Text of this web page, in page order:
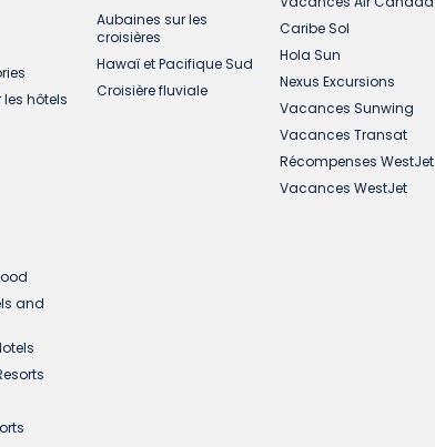
hôtels
and
Aubaines sur les
croisières
Hawaï et Pacifique Sud
Croisière fluviale
Caribe Sol
Hola Sun
Nexus Excursions
Vacances Sunwing
Vacances Transat
Récompenses WestJet
Vacances WestJet